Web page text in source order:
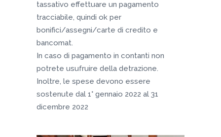
tassativo effettuare un pagamento
tracciabile, quindi ok per
bonifici/assegni/carte di credito e
bancomat.
In caso di pagamento in contanti non
potrete usufruire della detrazione.
Inoltre, le spese devono essere
sostenute dal 1° gennaio 2022 al 31
dicembre 2022